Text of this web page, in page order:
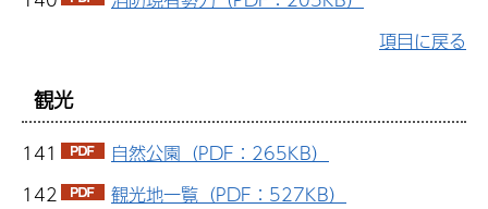
項目に戻る
観光
141
自然公園（PDF：265KB）
142
観光地一覧（PDF：527KB）